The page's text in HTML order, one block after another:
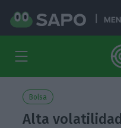
Bolsa
Alta